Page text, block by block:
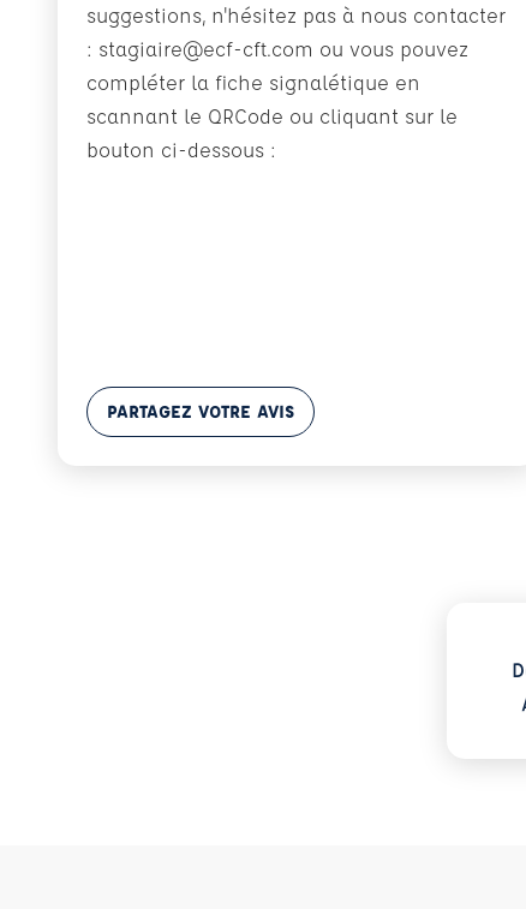
suggestions, n'hésitez pas à nous contacter
: stagiaire@ecf-cft.com ou vous pouvez
compléter la fiche signalétique en
scannant le QRCode ou cliquant sur le
bouton ci-dessous :
En savoir plus
PARTAGEZ VOTRE AVIS